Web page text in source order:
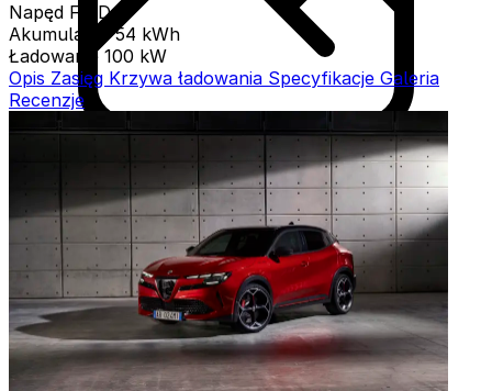
2 warianty
Napęd FWD
Akumulator 54 kWh
Ładowanie 100 kW
Opis Zasięg Krzywa ładowania Specyfikacje Galeria
Recenzje